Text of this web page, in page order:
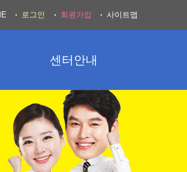
센터안내
로그인 회원가입 사이트맵